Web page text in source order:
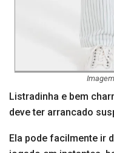
Listradinha e bem
deve ter arrancado
Ela pode facilmente ir